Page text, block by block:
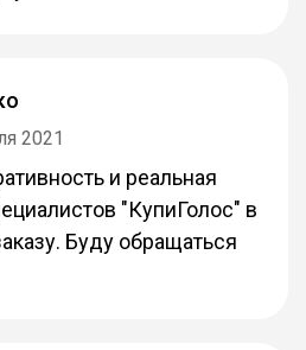
2021
и реальная
"КупиГолос" в
Буду обращаться